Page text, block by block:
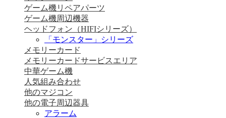
ゲーム機リペアパーツ
ゲーム機周辺機器
ヘッドフォン（HIFIシリーズ）
「モンスター」シリーズ
メモリーカード
メモリーカードサービスエリア
中華ゲーム機
人気組み合わせ
他のマジコン
他の電子周辺器具
アラーム